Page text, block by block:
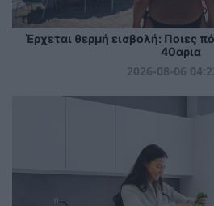
Έρχεται θερμή εισβολή: Ποιες
40αρια
2026-08-06